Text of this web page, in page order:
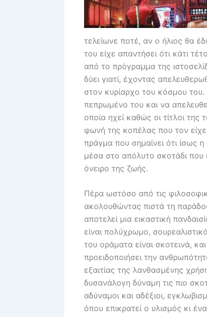
τελείωνε ποτέ, αν ο ήλιος θα
του είχε απαντήσει ότι κάτι
από το πρόγραμμα της
δύει γιατί, έχοντας
στον κυρίαρχο του κόσμου
πεπρωμένο του και να
οποία ηχεί καθώς οι τίτλοι
φωνή της κοπέλας που τον
πράγμα που σημαίνει ότι ίσως
μέσα στο απόλυτο σκοτάδι που
όνειρο της ζωής.
Πέρα ωστόσο από τις
ακολουθώντας πιστά τη
αποτελεί μια εικαστική
είναι πολύχρωμο,
του οράματα είναι σκοτεινά,
προειδοποιήσει την
εξαιτίας της λανθασμένης
δυσανάλογη δύναμη τις πιο
αδύναμοι και αδέξιοι,
όπου επικρατεί ο υλισμός κι